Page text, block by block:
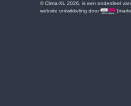
© Clima-XL 2026, is een onderdeel
website ontwikkeling door